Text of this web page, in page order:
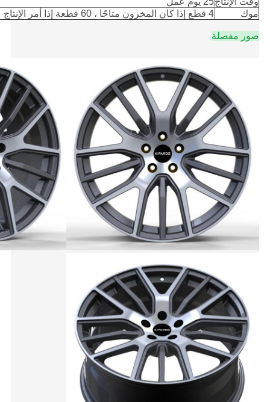
موك
4 قطع إذا كان المخزون متاحًا ، 60 قطعة إذا أمر الإنتاج
صور مفصلة